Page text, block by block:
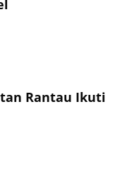
Rantau Ikuti